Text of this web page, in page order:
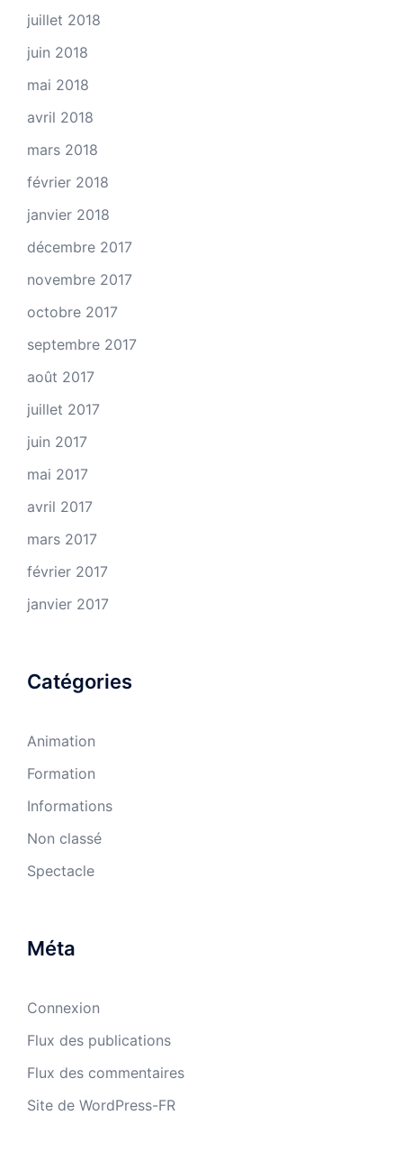
juillet 2018
juin 2018
mai 2018
avril 2018
mars 2018
février 2018
janvier 2018
décembre 2017
novembre 2017
octobre 2017
septembre 2017
août 2017
juillet 2017
juin 2017
mai 2017
avril 2017
mars 2017
février 2017
janvier 2017
Catégories
Animation
Formation
Informations
Non classé
Spectacle
Méta
Connexion
Flux des publications
Flux des commentaires
Site de WordPress-FR